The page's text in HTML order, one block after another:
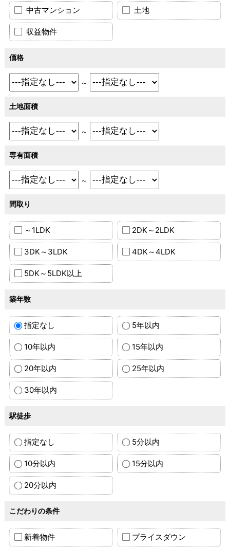
中古マンション 土地
収益物件
価格
～
土地面積
～
専有面積
～
間取り
～1LDK 2DK～2LDK
3DK～3LDK 4DK～4LDK
5DK～5LDK以上
築年数
指定なし 5年以内
10年以内 15年以内
20年以内 25年以内
30年以内
駅徒歩
指定なし 5分以内
10分以内 15分以内
20分以内
こだわりの条件
新着物件 プライスダウン